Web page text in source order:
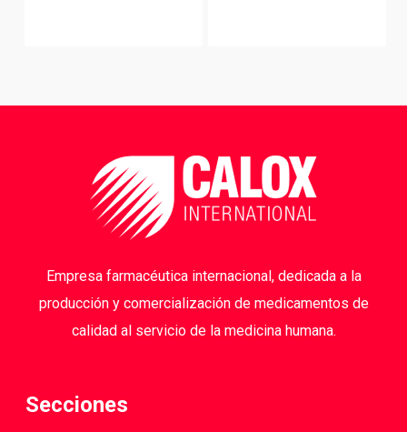
Empresa farmacéutica internacional, dedicada a la
producción y comercialización de medicamentos de
calidad al servicio de la medicina humana.
Secciones